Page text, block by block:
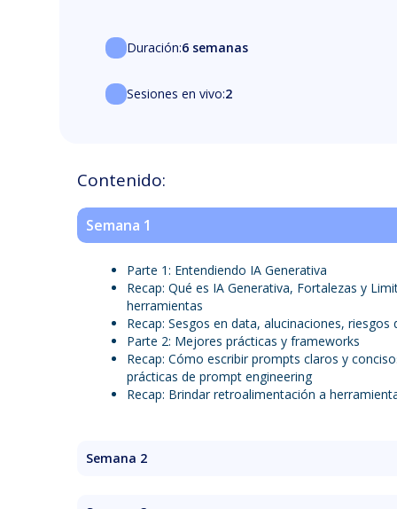
Duración:6 semanas
Sesiones en vivo:2
Contenido:
Semana 1
Parte 1: Entendiendo IA Generativa
Recap: Qué es IA Generativa, Fortalezas y
herramientas
Recap: Sesgos en data, alucinaciones,
Parte 2: Mejores prácticas y frameworks
Recap: Cómo escribir prompts claros y
prácticas de prompt engineering
Recap: Brindar retroalimentación a
Semana 2